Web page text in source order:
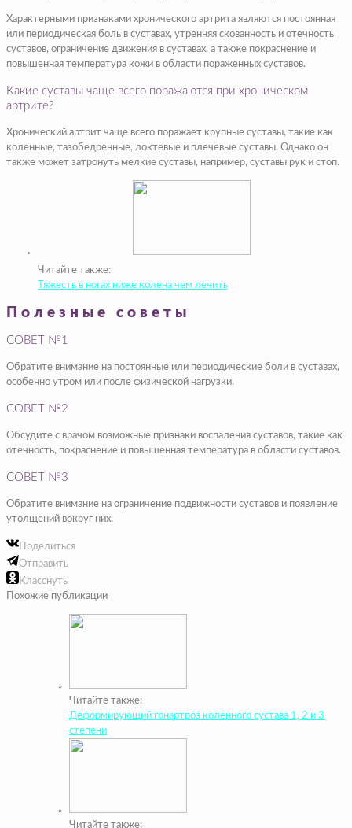
Характерными признаками хронического артрита являются постоянная
или периодическая боль в суставах, утренняя скованность и отечность
суставов, ограничение движения в суставах, а также покраснение и
повышенная температура кожи в области пораженных суставов.
Какие суставы чаще всего поражаются при хроническом
артрите?
Хронический артрит чаще всего поражает крупные суставы, такие как
коленные, тазобедренные, локтевые и плечевые суставы. Однако он
также может затронуть мелкие суставы, например, суставы рук и стоп.
Читайте также:
Тяжесть в ногах ниже колена чем лечить
Полезные советы
СОВЕТ №1
Обратите внимание на постоянные или периодические боли в суставах,
особенно утром или после физической нагрузки.
СОВЕТ №2
Обсудите с врачом возможные признаки воспаления суставов, такие как
отечность, покраснение и повышенная температура в области суставов.
СОВЕТ №3
Обратите внимание на ограничение подвижности суставов и появление
утолщений вокруг них.
Поделиться
Отправить
Класснуть
Похожие публикации
Читайте также:
Деформирующий гонартроз коленного сустава 1, 2 и 3
степени
Читайте также: